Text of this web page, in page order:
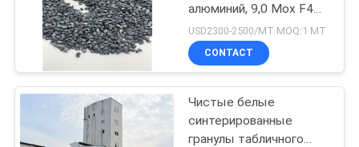
Карбид зеленого
кремния
15
алюминий, 9,0 Мох F4
Алюминиевый оксид
абразивный
USD2300-2500/MT MOQ:1 МТ
CONTACT
Чистые белые
синтерированные
гранулы табличного